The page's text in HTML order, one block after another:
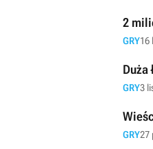
2
GRY16
Duża
GRY3
GRY27